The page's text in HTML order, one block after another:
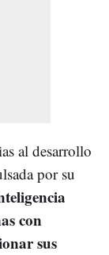
al desarrollo
por su
con
sus